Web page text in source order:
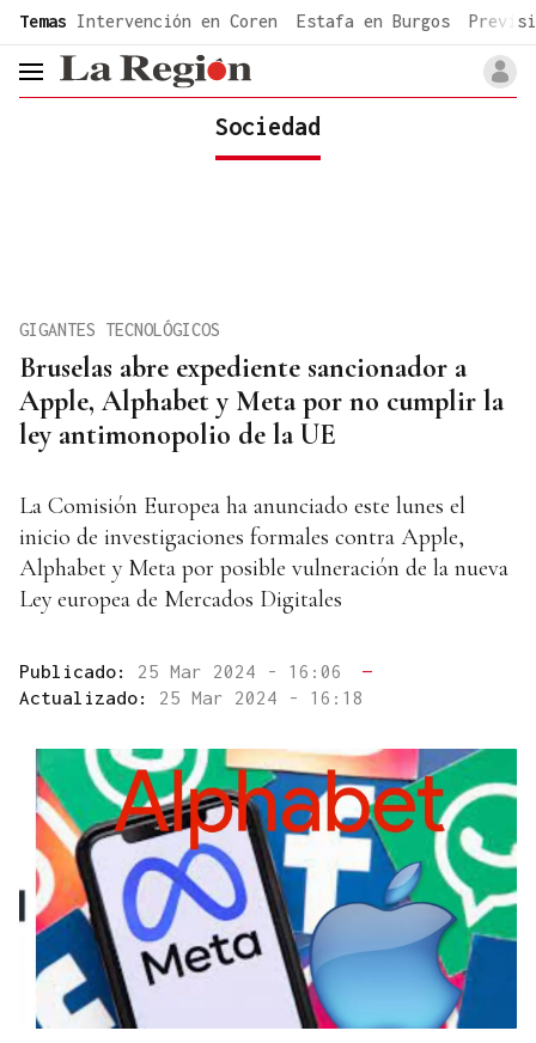
common.go-to-content
Temas Intervención en Coren Estafa en Burgos
header.menu.open
Sociedad
Bruselas abre expediente sancionador a
Apple, Alphabet y Meta por no cumplir la
ley antimonopolio de la UE
GIGANTES TECNOLÓGICOS
La Comisión Europea ha anunciado este lunes el
inicio de investigaciones formales contra Apple,
Alphabet y Meta por posible vulneración de la nueva
Ley europea de Mercados Digitales
Publicado: 25 Mar 2024 - 16:06
—
Actualizado: 25 Mar 2024 - 16:18